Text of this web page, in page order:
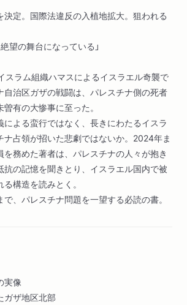
決定。国際法違反の入植地拡大。狙われる
望の舞台になっている」
スラム組織ハマスによるイスラエル奇襲で
自治区ガザの戦闘は、パレスチナ側の死者
有の大惨事に至った。
による蛮行ではなく、長きにわたるイスラ
ナ占領が招いた悲劇ではないか。2024年ま
を務めた著者は、パレスチナの人々が抱き
抗の記憶を聞きとり、イスラエル国内で被
構造を読みとく。
、パレスチナ問題を一望する必読の書。
実像
ザ地区北部